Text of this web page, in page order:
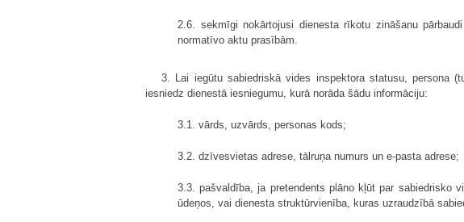
2.6. sekmīgi nokārtojusi dienesta rīkotu zināšanu
normatīvo aktu prasībām.
3. Lai iegūtu sabiedriskā vides inspektora statusu, persona
iesniedz dienestā iesniegumu, kurā norāda šādu informāciju:
3.1. vārds, uzvārds, personas kods;
3.2. dzīvesvietas adrese, tālruņa numurs un e-pasta adrese;
3.3. pašvaldība, ja pretendents plāno kļūt par sabiedrisko
ūdeņos, vai dienesta struktūrvienība, kuras uzraudzībā